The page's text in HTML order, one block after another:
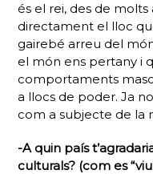
és el rei, des de molts
directament el lloc
gairebé arreu del
el món ens pertany i
comportaments
a llocs de poder. Ja
com a subjecte de la
-A quin país
culturals? (com es